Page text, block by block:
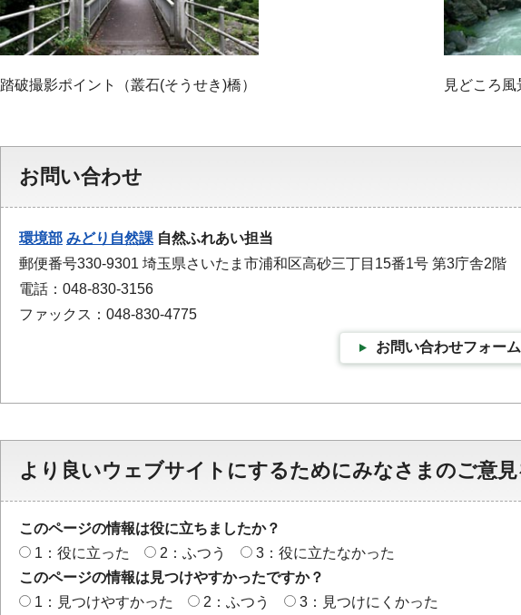
踏破撮影ポイント（叢石(そうせき)橋） 見どころ
お問い合わせ
環境部 みどり自然課 自然ふれあい担当
郵便番号330-9301 埼玉県さいたま市浦和区高砂三丁目15番1号 第3庁舎2階
電話：048-830-3156
ファックス：048-830-4775
お問い合わせフォーム
より良いウェブサイトにするためにみなさまのご意
このページの情報は役に立ちましたか？
1：役に立った
2：ふつう
3：役に立たなかった
このページの情報は見つけやすかったですか？
1：見つけやすかった
2：ふつう 3：見つけにくかった